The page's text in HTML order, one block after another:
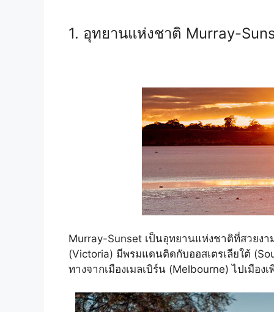
1. อุทยานแห่งชาติ Murray-
Murray-Sunset เป็นอุทยานแห่งชาติที่สวยงา
(Victoria) มีพรมแดนติดกับออสเตรเลียใต้
ทางจากเมืองเมลเบิร์น (Melbourne) ไปเมือง